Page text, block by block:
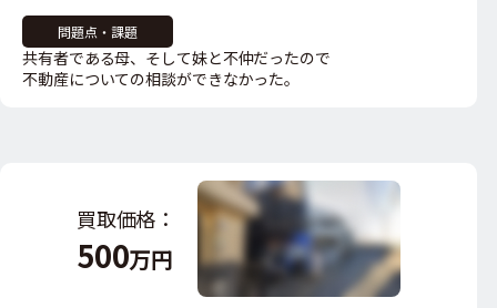
問題点・課題
共有者である母、そして妹と不仲だったので
不動産についての相談ができなかった。
買取価格：
500万円